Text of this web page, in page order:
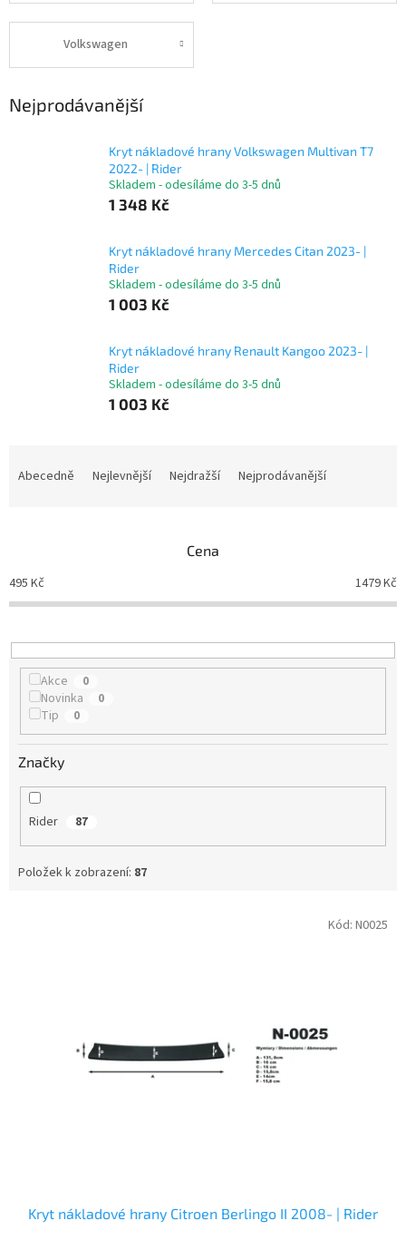
Volkswagen
Nejprodávanější
Kryt nákladové hrany Volkswagen Multivan T7
2022- | Rider
Skladem - odesíláme do 3-5 dnů
1 348 Kč
Kryt nákladové hrany Mercedes Citan 2023- |
Rider
Skladem - odesíláme do 3-5 dnů
1 003 Kč
Kryt nákladové hrany Renault Kangoo 2023- |
Rider
Skladem - odesíláme do 3-5 dnů
1 003 Kč
p
r
o
u
Abecedně Nejlevnější Nejdražší Nejprodávanější
Cena
495 Kč 1479Kč
Akce 0
Novinka 0
Tip 0
Značky
Rider 87
Položek k zobrazení: 87
Kryt nákladové hrany Citroen Berlingo II 2008- | Rider
Kód: N0025